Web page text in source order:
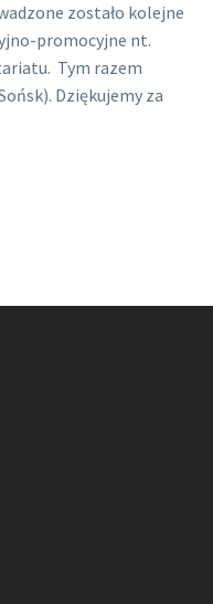
zostało kolejne
promocyjne nt.
Tym razem
Dziękujemy za